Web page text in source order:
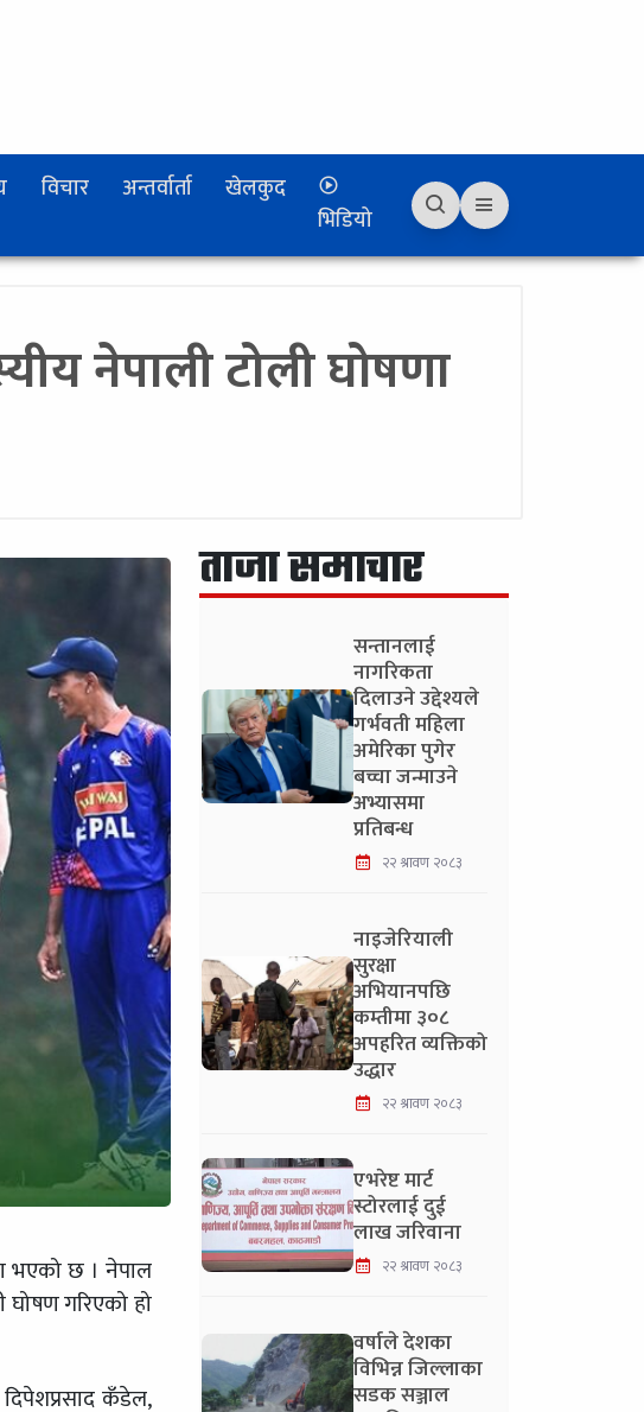
विचार अन्तर्वार्ता
खेलकुद
भिडियो
नेपाली टोली घोषणा
भएको छ । नेपाल
गरिएको हो
कँडेल,
ताजा समाचार
सन्तानलाई
नागरिकता
दिलाउने उद्देश्यले
गर्भवती महिला
अमेरिका पुगेर
बच्चा जन्माउने
अभ्यासमा
प्रतिबन्ध
२२ श्रावण २०८३
नाइजेरियाली
सुरक्षा
अभियानपछि
कम्तीमा ३०८
अपहरित व्यक्तिको
उद्धार
२२ श्रावण २०८३
एभरेष्ट मार्ट
स्टोरलाई दुई
लाख जरिवाना
२२ श्रावण २०८३
वर्षाले देशका
विभिन्न जिल्लाका
सडक सञ्जाल